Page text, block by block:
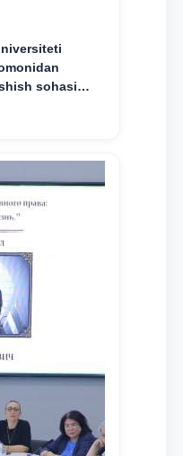
sohasida
hamda
ilmiy